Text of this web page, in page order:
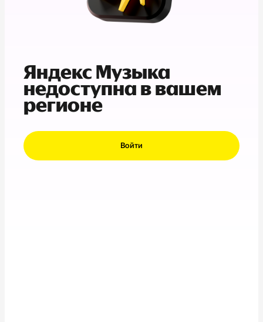
Яндекс Музыка
недоступна в вашем
регионе
Войти